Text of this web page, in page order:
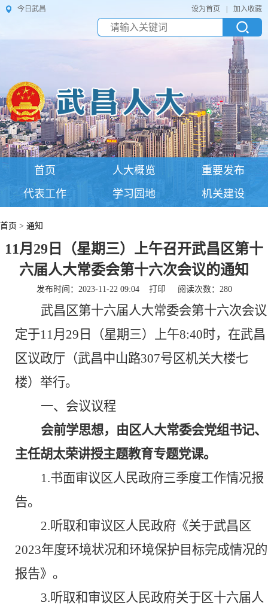
今日武昌 设为首页 加入收藏
首页 人大概览
重要发布
代表工作
学习园地 机关建设
首页 > 通知
11月29日（星期三）上午召开武昌区第十
六届人大常委会第十六次会议的通知
发布时间：2023-11-22 09:04 打印 阅读次数： 280
武昌区第十六届人大常委会第十六次会议
定于11月 29 日（星期三） 上午8:40时， 在武昌
区议政厅（武昌中山路307号区机关大楼七
楼）举行。
一、 会议议程
会前学思想，由区人大常委会党组书记、
主任胡太荣讲授主题教育专题党课。
1.书面审议区人民政府三季度工作情况报
告。
2.听取和审议区人民政府《关于武昌区
2023年度环境状况和环境保护目标完成情况的
报告》。
3.听取和审议区人民政府关于区十六届人